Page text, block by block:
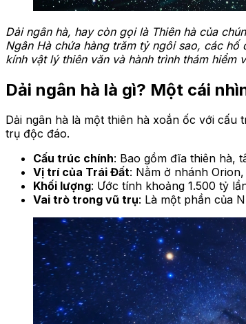
Dải ngân hà, hay còn gọi là Thiên hà của
Ngân Hà chứa hàng trăm tỷ ngôi sao, các
kính vật lý thiên văn và hành trình thám hiểm
Dải ngân hà là gì? Một cái
Dải ngân hà là một thiên hà xoắn ốc với
trụ độc đáo.
Cấu trúc chính: Bao gồm đĩa thiên hà,
Vị trí của Trái Đất: Nằm ở nhánh
Khối lượng: Ước tính khoảng 1.500 tỷ
Vai trò trong vũ trụ: Là một phần của